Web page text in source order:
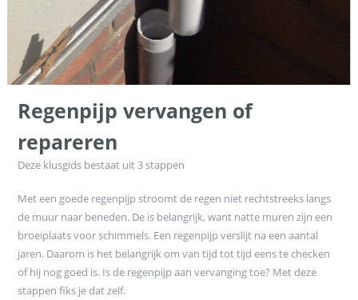
Regenpijp vervangen of
repareren
Deze klusgids bestaat uit3stappen
Met een goede regenpijp stroomt de regen niet rechtstreeks langs
de muur naar beneden. De is belangrijk, want natte muren zijn een
broeiplaats voor schimmels. Een regenpijp verslijt na een aantal
jaren. Daarom is het belangrijk om van tijd tot tijd eens te checken
of hij nog goed is. Is de regenpijp aan vervanging toe? Met deze
stappen fiks je dat zelf.